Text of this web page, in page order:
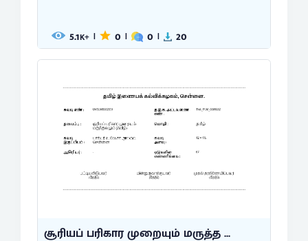
5.1K+ | 0 | 0 | 20
சூரியப் பரிகார முறையும் மருத்த ...